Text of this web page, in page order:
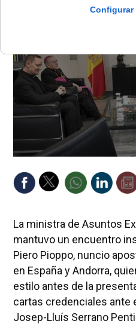
La ministra de Asuntos
mantuvo un encuentro
Piero Pioppo, nuncio
en España y Andorra,
estilo antes de la
cartas credenciales ante
Josep-Lluís Serrano